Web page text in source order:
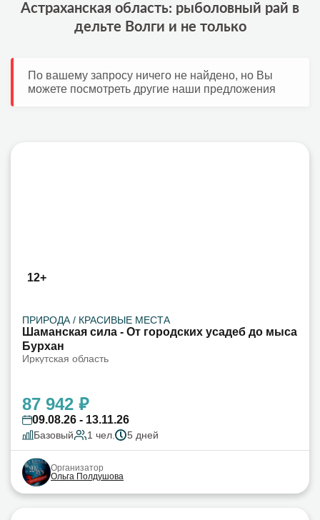
Астраханская область: рыболовный рай в
дельте Волги и не только
По вашему запросу ничего не найдено, но Вы
можете посмотреть другие наши предложения
12+
ПРИРОДА / КРАСИВЫЕ МЕСТА
Шаманская сила - От городских усадеб до мыса
Бурхан
Иркутская область
87 942 ₽
09.08.26 - 13.11.26
Базовый 1 чел. 5 дней
Организатор
Ольга Полдушова